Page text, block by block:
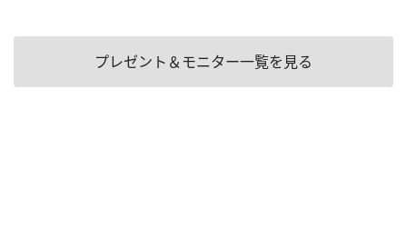
プレゼント＆モニター一覧を見る